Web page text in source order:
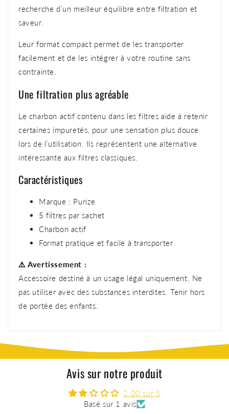
recherche d’un meilleur équilibre entre filtration et
saveur.
Leur format compact permet de les transporter
facilement et de les intégrer à votre routine sans
contrainte.
Une filtration plus agréable
Le charbon actif contenu dans les filtres aide à retenir
certaines impuretés, pour une sensation plus douce
lors de l’utilisation. Ils représentent une alternative
intéressante aux filtres classiques.
Caractéristiques
Marque : Purize
5 filtres par sachet
Charbon actif
Format pratique et facile à transporter
⚠️ Avertissement :
Accessoire destiné à un usage légal uniquement. Ne
pas utiliser avec des substances interdites. Tenir hors
de portée des enfants.
Avis sur notre produit
2.00 sur 5
Basé sur 1 avis